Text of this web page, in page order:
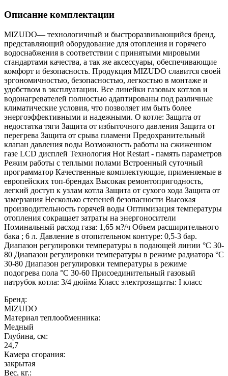
Описание комплектации
MIZUDO— технологичный и быстроразвивающийся бренд,
представляющий оборудование для отопления и горячего
водоснабжения в соответствии с принятыми мировыми
стандартами качества, а так же аксессуары, обеспечивающие
комфорт и безопасность. Продукция MIZUDO славится своей
эргономичностью, безопасностью, легкостью в монтаже и
удобством в эксплуатации. Все линейки газовых котлов и
водонагревателей полностью адаптированы под различные
климатические условия, что позволяет им быть более
энергоэффективными и надежными. О котле: Защита от
недостатка тяги Защита от избыточного давления Защита от
перегрева Защита от срыва пламени Предохранительный
клапан давления воды Возможность работы на сжиженном
газе LCD дисплей Технология Hot Restart - память параметров
Режим работы с теплыми полами Встроенный суточный
программатор Качественные комплектующие, применяемые в
европейских топ-брендах Высокая ремонтопригодность,
легкий доступ к узлам котла Защита от сухого хода Защита от
замерзания Несколько степеней безопасности Высокая
производительность горячей воды Оптимизация температуры
отопления сокращает затраты на энергоносители
Номинальный расход газа: 1,65 м?/ч Объем расширительного
бака ; 6 л. Давление в отопительном контуре: 0,5-3 бар.
Диапазон регулировки температуры в подающей линии °С 30-
80 Диапазон регулировки температуры в режиме радиатора °С
30-80 Диапазон регулировки температуры в режиме
подогрева пола °С 30-60 Присоединительный газовый
патрубок котла: 3/4 дюйма Класс электрозащиты: I класс
Бренд:
MIZUDO
Материал теплообменника:
Медный
Глубина, см:
24,7
Камера сгорания:
закрытая
Вес, кг.: